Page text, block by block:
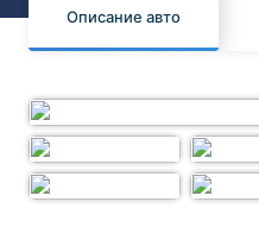
Описание авто